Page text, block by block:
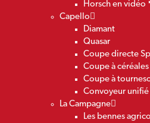
Horsch en vidéo
Capello
Diamant
Quasar
Coupe directe
Coupe à
Coupe à
Convoyeur
La Campagne
Les bennes